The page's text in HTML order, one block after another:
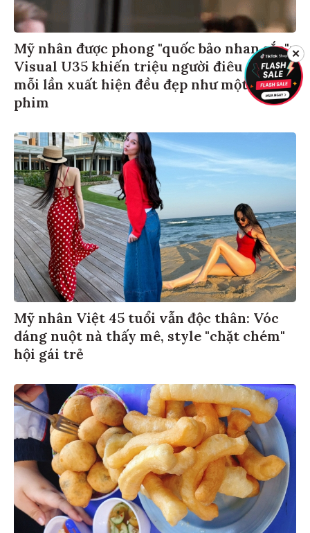
Mỹ nhân được phong "quốc bảo nhan sắc":
Visual U35 khiến triệu người điêu đứng,
mỗi lần xuất hiện đều đẹp như một cảnh
phim
Mỹ nhân Việt 45 tuổi vẫn độc thân: Vóc
dáng nuột nà thấy mê, style "chặt chém"
hội gái trẻ
✕